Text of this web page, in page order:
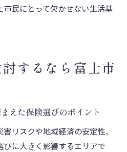
民にとって欠かせない生活基
するなら富士市
えた保険選びのポイント
リスクや地域経済の安定性、
に大きく影響するエリアで